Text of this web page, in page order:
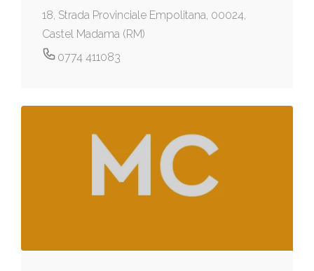
18, Strada Provinciale Empolitana, 00024,
Castel Madama (RM)
0774 411083